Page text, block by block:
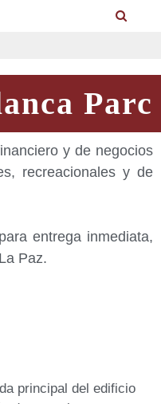
Parc
y de negocios
recreacionales y de
entrega inmediata,
Paz.
principal del edificio